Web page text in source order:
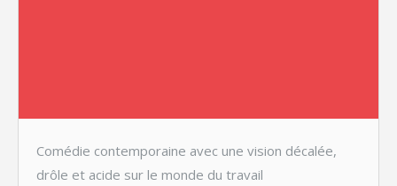
Comédie contemporaine avec une vision décalée,
drôle et acide sur le monde du travail